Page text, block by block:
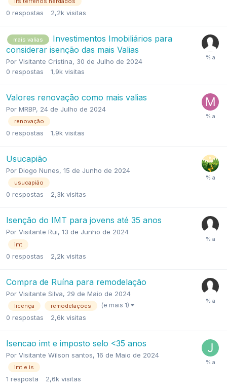
0 respostas 2,2k visitas
mais valias
Investimentos Imobiliários para
considerar isenção das mais Valias
Por Visitante Cristina, 30 de Julho de 2024
0 respostas 1,9k visitas
Valores renovação como mais valias
Por MRBP, 24 de Julho de 2024
renovação
0 respostas 1,9k visitas
Usucapião
Por Diogo Nunes, 15 de Junho de 2024
usucapião
0 respostas 2,3k visitas
Isenção do IMT para jovens até 35 anos
Por Visitante Rui, 13 de Junho de 2024
imt
0 respostas 2,2k visitas
Compra de Ruína para remodelação
Por Visitante Silva, 29 de Maio de 2024
licença remodelações (e mais 1)
0 respostas 2,6k visitas
Isencao imt e imposto selo <35 anos
Por Visitante Wilson santos, 16 de Maio de 2024
imt e is
1 resposta 2,6k visitas